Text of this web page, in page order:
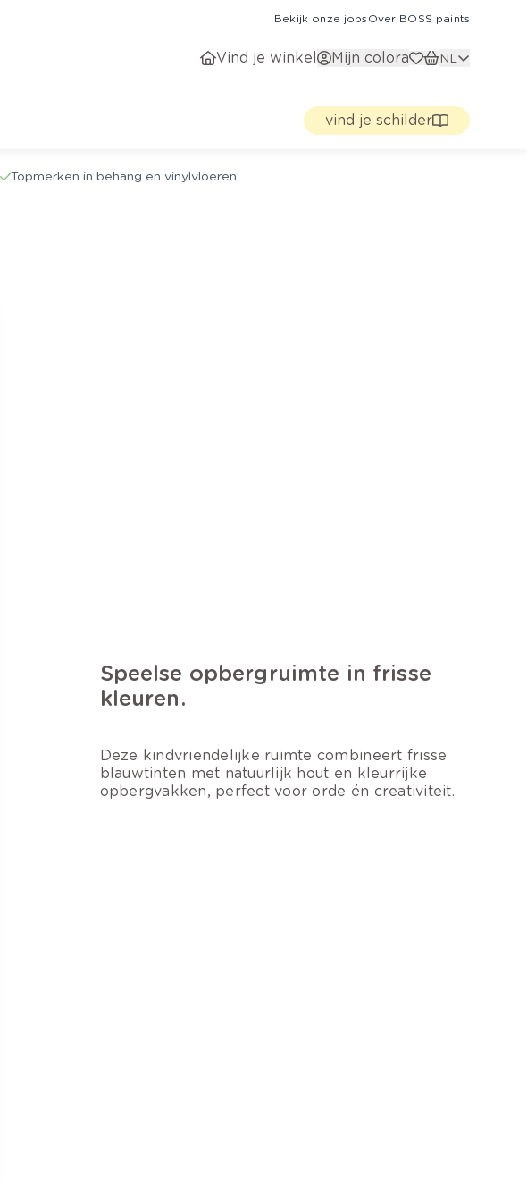
Bekijk onze jobs Over BOSS paints
Vind je winkel Mijn colora NL
vind je schilder
Topmerken in behang en vinylvloeren
Speelse opbergruimte in frisse
kleuren.
Deze kindvriendelijke ruimte combineert frisse
blauwtinten met natuurlijk hout en kleurrijke
opbergvakken, perfect voor orde én creativiteit.